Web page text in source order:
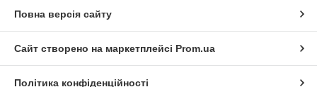
Повна версія сайту
Сайт створено на маркетплейсі Prom.ua
Політика конфіденційності